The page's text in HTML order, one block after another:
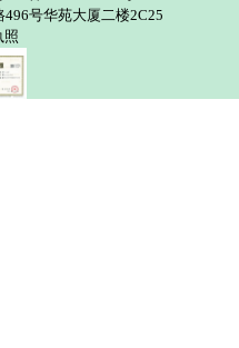
号华苑大厦二楼2C25
照